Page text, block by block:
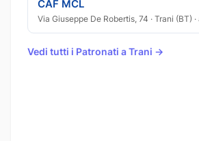
CAF MCL
Via Giuseppe De Robertis, 74 · Trani (BT)
Vedi tutti i Patronati a Trani →